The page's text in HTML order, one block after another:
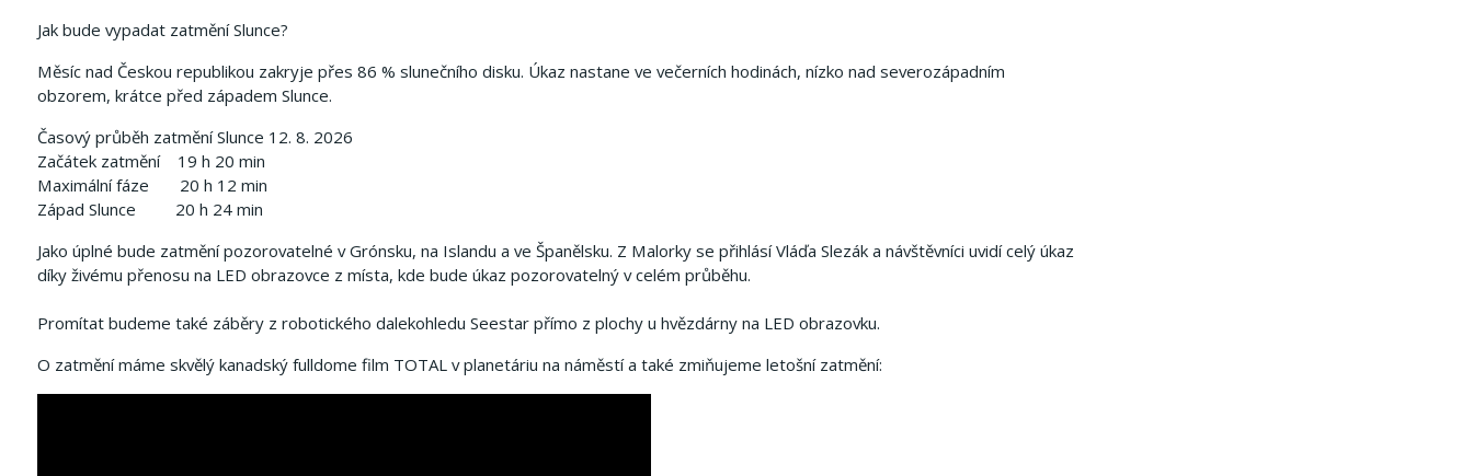
Jak bude vypadat zatmění Slunce?
Měsíc nad Českou republikou zakryje přes 86 % slunečního disku. Úkaz nastane ve večerních hodinách, nízko nad severozápadním
obzorem, krátce před západem Slunce.
Časový průběh zatmění Slunce 12. 8. 2026
Začátek zatmění 19 h 20 min
Maximální fáze 20 h 12 min
Západ Slunce 20 h 24 min
Jako úplné bude zatmění pozorovatelné v Grónsku, na Islandu a ve Španělsku. Z Malorky se přihlásí Vláďa Slezák a návštěvníci uvidí celý úkaz
díky živému přenosu na LED obrazovce z místa, kde bude úkaz pozorovatelný v celém průběhu.
Promítat budeme také záběry z robotického dalekohledu Seestar přímo z plochy u hvězdárny na LED obrazovku.
O zatmění máme skvělý kanadský fulldome film TOTAL v planetáriu na náměstí a také zmiňujeme letošní zatmění: